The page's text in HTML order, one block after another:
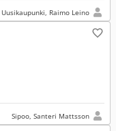
Uusikaupunki, Raimo Leino
Sipoo, Santeri Mattsson